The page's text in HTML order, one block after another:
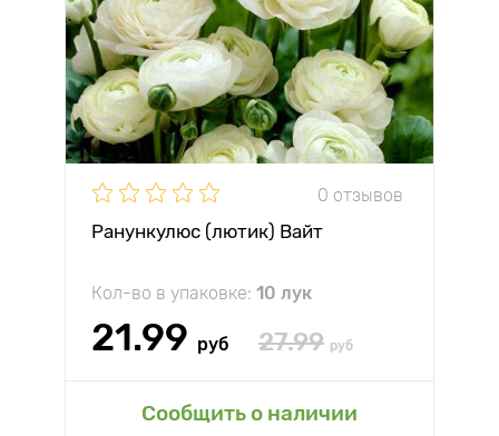
0 отзывов
Ранункулюс (лютик) Вайт
Кол-во в упаковке: 10 лук
21.99 руб 27.99 руб
Сообщить о наличии